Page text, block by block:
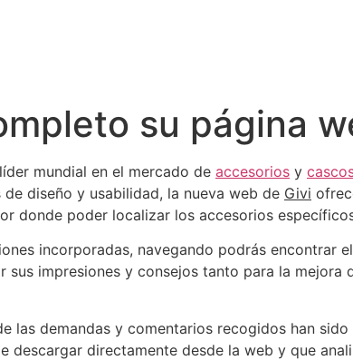
su página
mundial en el mercado de accesorios y
diseño y usabilidad, la nueva web de Givi
donde poder localizar los accesorios
incorporadas, navegando podrás encontrar
sus impresiones y consejos tanto para la
las demandas y comentarios recogidos han
descargar directamente desde la web y que